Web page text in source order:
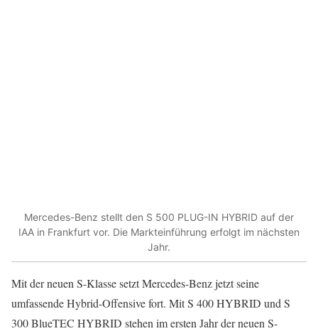
Mercedes-Benz stellt den S 500 PLUG-IN HYBRID auf der
IAA in Frankfurt vor. Die Markteinführung erfolgt im nächsten
Jahr.
Mit der neuen S-Klasse setzt Mercedes-Benz jetzt seine
umfassende Hybrid-Offensive fort. Mit S 400 HYBRID und S
300 BlueTEC HYBRID stehen im ersten Jahr der neuen S-